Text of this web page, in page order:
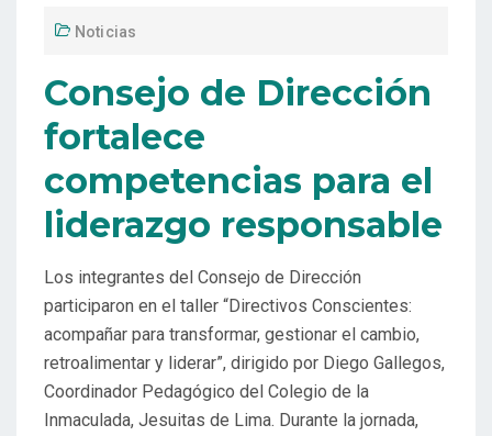
Noticias
Consejo de Dirección
fortalece
competencias para el
liderazgo responsable
Los integrantes del Consejo de Dirección
participaron en el taller “Directivos Conscientes:
acompañar para transformar, gestionar el cambio,
retroalimentar y liderar”, dirigido por Diego Gallegos,
Coordinador Pedagógico del Colegio de la
Inmaculada, Jesuitas de Lima. Durante la jornada,